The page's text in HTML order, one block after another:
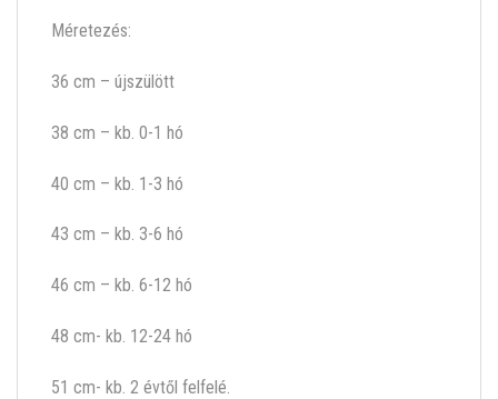
Méretezés:
36 cm – újszülött
38 cm – kb. 0-1 hó
40 cm – kb. 1-3 hó
43 cm – kb. 3-6 hó
46 cm – kb. 6-12 hó
48 cm- kb. 12-24 hó
51 cm- kb. 2 évtől felfelé.